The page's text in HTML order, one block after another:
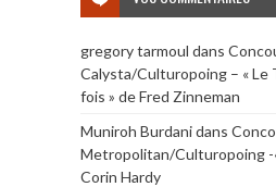
gregory tarmoul dans
Calysta/Culturopoing – « Le
fois » de Fred Zinneman
Muniroh Burdanidans
Metropolitan/Culturopoing -
Corin Hardy